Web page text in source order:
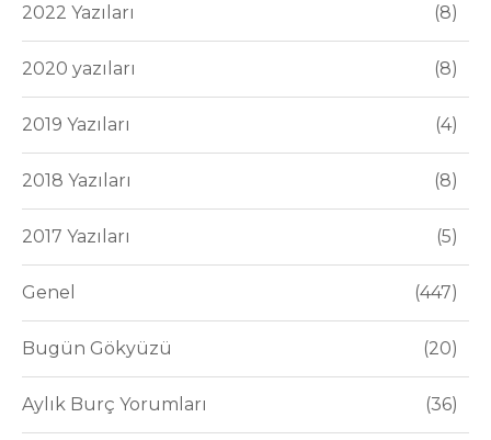
2022 Yazıları 8
2020 yazıları 8
2019 Yazıları 4
2018 Yazıları 8
2017 Yazıları 5
Genel 447
Bugün Gökyüzü 20
Aylık Burç Yorumları 36